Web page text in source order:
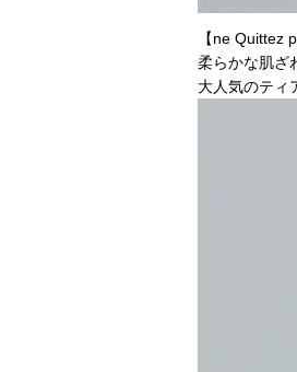
【ne Quittez
柔らかな肌ざ
大人気のティ